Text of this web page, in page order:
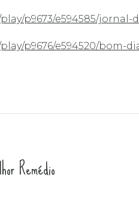
p9673/e594585/jornal-
p9676/e594520/bom-
Remédio